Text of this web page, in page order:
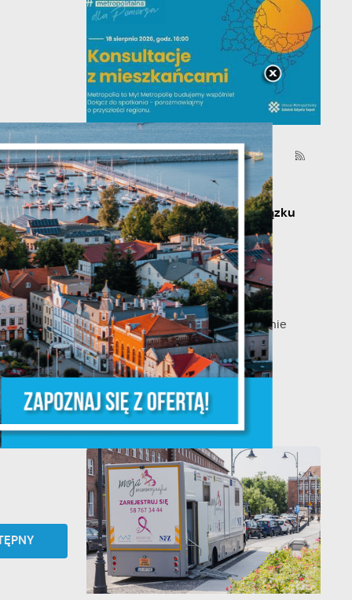
06 - 08 - 2026
Spotkanie konsultacyjne
poświęcone powołaniu związku
metropolitalnego w
województwie pomorskim
Szanowni Państwo, serdecznie
zapraszamy na otwarte spotkanie
konsultacyjne, poświęcone
powołaniu...